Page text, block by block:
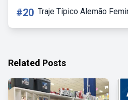
#20 Traje Típico Alemão
Related Posts